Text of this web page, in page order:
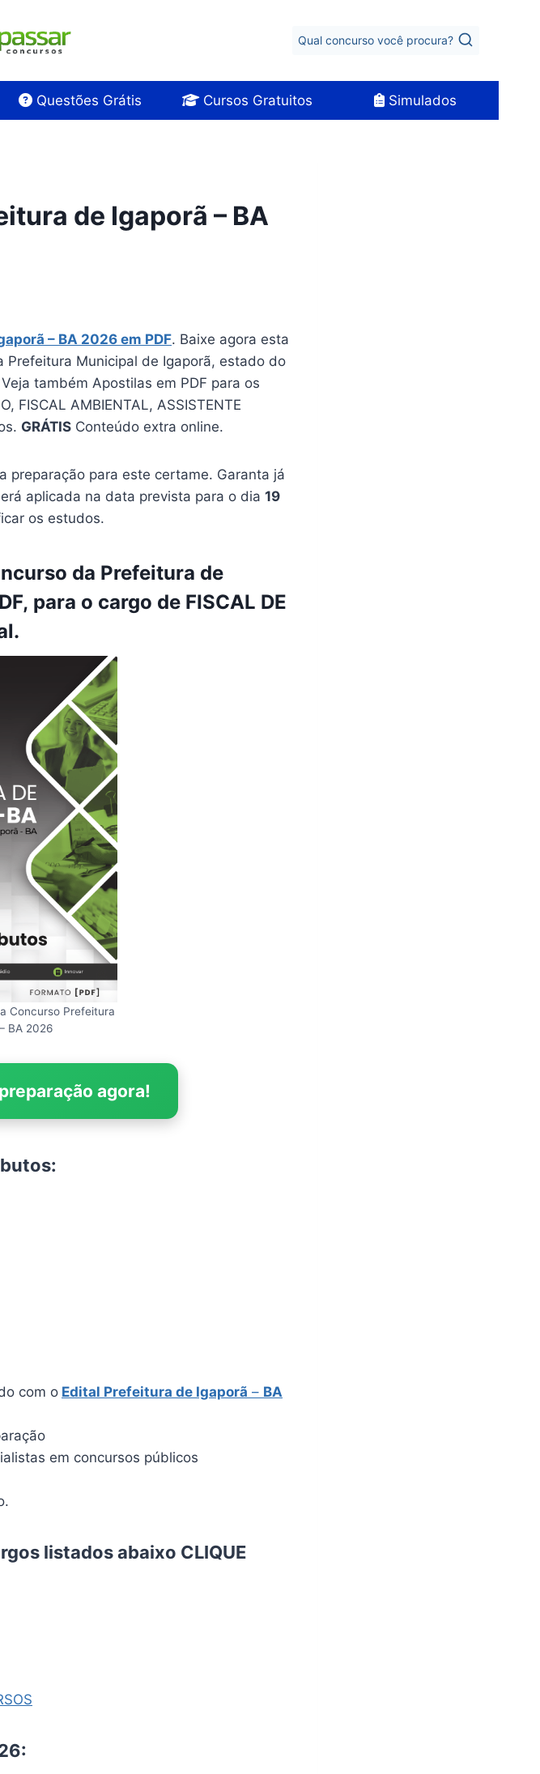
Qual concurso você procura?
Questões Grátis Cursos Gratuitos Simulados
de Igaporã – BA
– BA 2026 em PDF. Baixe agora esta
Prefeitura Municipal de Igaporã, estado do
também Apostilas em PDF para os
FISCAL AMBIENTAL, ASSISTENTE
GRÁTIS Conteúdo extra online.
preparação para este certame. Garanta já
aplicada na data prevista para o dia 19
os estudos.
da Prefeitura de
para o cargo de FISCAL DE
Concurso Prefeitura
BA 2026
agora!
com o Edital Prefeitura de Igaporã – BA
em concursos públicos
listados abaixo CLIQUE